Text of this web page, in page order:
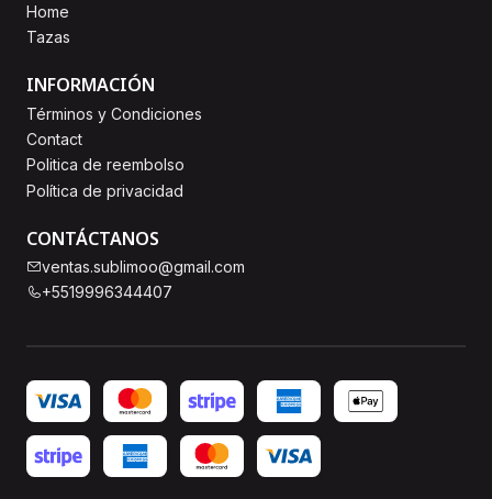
Home
Tazas
INFORMACIÓN
Términos y Condiciones
Contact
Politica de reembolso
Política de privacidad
CONTÁCTANOS
ventas.sublimoo@gmail.com
+5519996344407